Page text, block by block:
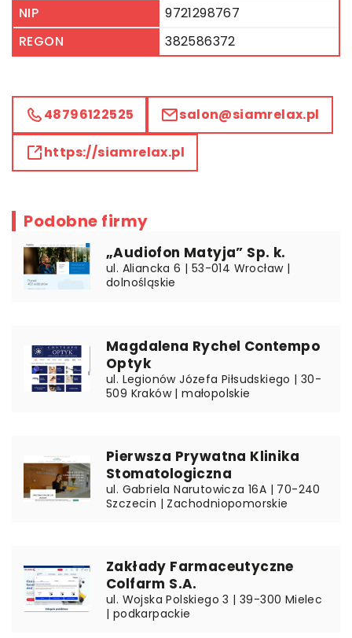
NIP
9721298767
REGON
382586372
48796122525 salon@siamrelax.pl
https://siamrelax.pl
Podobne firmy
„Audiofon Matyja” Sp. k.
ul. Aliancka 6 | 53-014 Wrocław |
dolnośląskie
Magdalena Rychel Contempo
Optyk
ul. Legionów Józefa Piłsudskiego | 30-
509 Kraków | małopolskie
Pierwsza Prywatna Klinika
Stomatologiczna
ul. Gabriela Narutowicza 16A | 70-240
Szczecin | Zachodniopomorskie
Zakłady Farmaceutyczne
Colfarm S.A.
ul. Wojska Polskiego 3 | 39-300 Mielec
| podkarpackie